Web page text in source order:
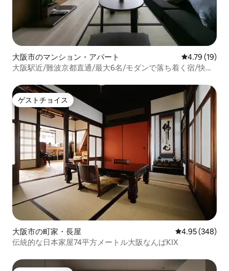
大阪市のマンション・アパート レビュー19
4.79 (19)
大阪駅近/難波京都直通/最大6名/モダンで落ち着く宿/快適
ゲストチョイス
ゲストチョイス
大阪市の町家・長屋 レビュー348
4.95 (348)
伝統的な日本家屋74平方メートル大阪なんばKIX